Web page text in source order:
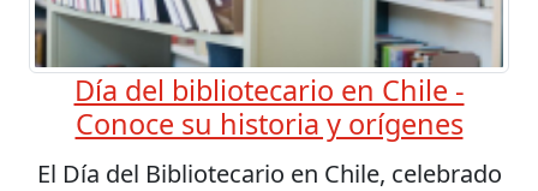
Día del bibliotecario en Chile -
Conoce su historia y orígenes
El Día del Bibliotecario en Chile, celebrado